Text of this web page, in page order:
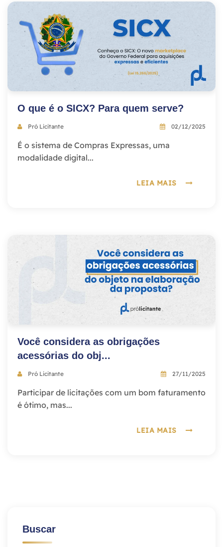
O que é o SICX? Para quem serve?
Pró Licitante 02/12/2025
É o sistema de Compras Expressas, uma
modalidade digital...
LEIA MAIS
Você considera as obrigações
acessórias do obj...
Pró Licitante 27/11/2025
Participar de licitações com um bom faturamento
é ótimo, mas...
LEIA MAIS
Buscar